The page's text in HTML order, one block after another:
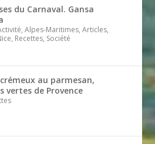
du Carnaval. Gansa
Alpes-Maritimes, Articles,
Recettes, Société
au parmesan,
vertes de Provence